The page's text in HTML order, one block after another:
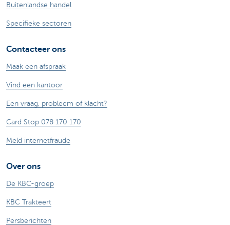
Buitenlandse handel
Specifieke sectoren
Contacteer ons
Maak een afspraak
Vind een kantoor
Een vraag, probleem of klacht?
Card Stop 078 170 170
Meld internetfraude
Over ons
De KBC-groep
KBC Trakteert
Persberichten